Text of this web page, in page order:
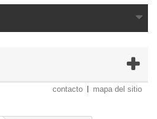
contacto mapa del sitio